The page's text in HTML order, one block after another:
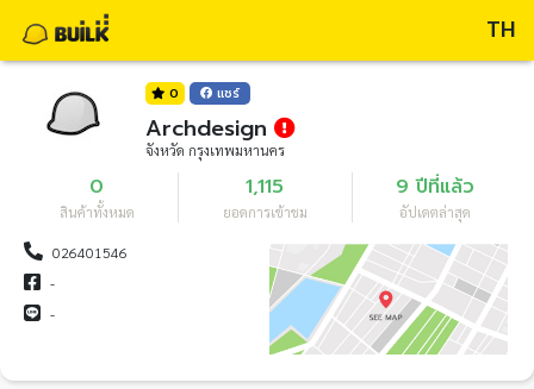
TH
0 แชร์
Archdesign
จังหวัด กรุงเทพมหานคร
0
สินค้าทั้งหมด
1,115
ยอดการเข้าชม
9 ปีที่แล้ว
อัปเดตล่าสุด
026401546
-
-